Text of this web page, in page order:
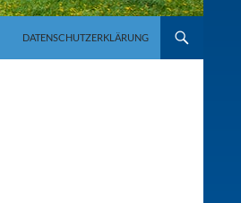
DATENSCHUTZERKLÄRUNG